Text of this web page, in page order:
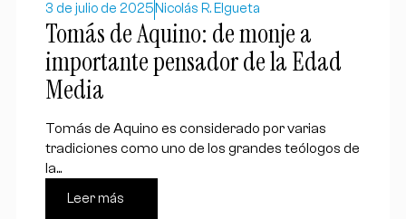
3 de julio de 2025 Nicolás R. Elgueta
Tomás de Aquino: de monje a
importante pensador de la Edad
Media
Tomás de Aquino es considerado por varias
tradiciones como uno de los grandes teólogos de
la...
Leer más